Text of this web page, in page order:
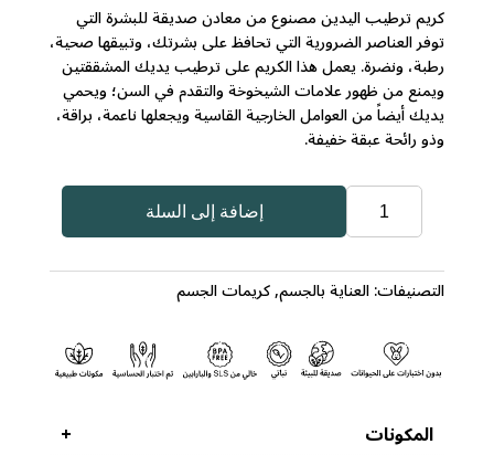
كريم ترطيب اليدين مصنوع من معادن صديقة للبشرة التي
توفر العناصر الضرورية التي تحافظ على بشرتك، وتبيقها صحية،
رطبة، ونضرة. يعمل هذا الكريم على ترطيب يديك المشققتين
ويمنع من ظهور علامات الشيخوخة والتقدم في السن؛ ويحمي
يديك أيضاً من العوامل الخارجية القاسية ويجعلها ناعمة، براقة،
وذو رائحة عبقة خفيفة.
كريم
مع
أملاح
الميت
إضافة إلى السلة
التصنيفات:العناية بالجسم,كريمات الجسم
المكونات